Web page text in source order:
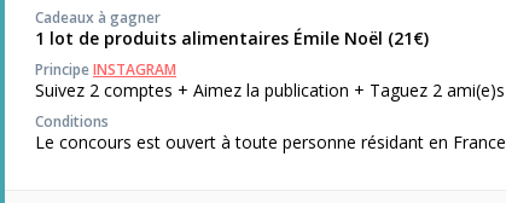
Cadeaux à gagner
1 lot de produits alimentaires Émile Noël (21€)
PrincipeINSTAGRAM
Suivez 2 comptes + Aimez la publication + Taguez 2 ami(e)s
Conditions
Le concours est ouvert à toute personne résidant en France